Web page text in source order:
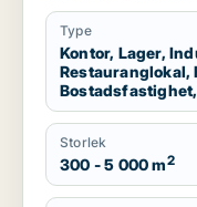
Type
Kontor, Lager,
Restauranglokal,
Storlek
300 - 5 000 m2